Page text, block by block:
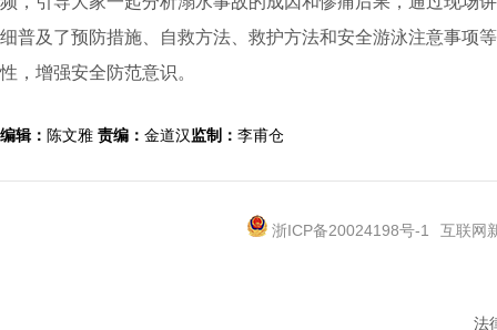
细普及了预防措施、自救方法、救护方法和安全游泳注意事项
性，增强安全防范意识。
编辑： 陈文雅 责编： 金道汉监制： 李甫仓
浙ICP备20024198号-1 互联网
法